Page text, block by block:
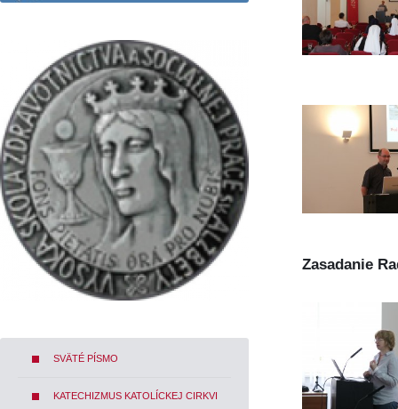
SVÄTÉ PÍSMO
KATECHIZMUS KATOLÍCKEJ CIRKVI
Zasadanie